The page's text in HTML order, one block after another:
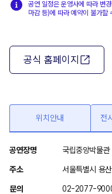
공연 일정은 운영사에 따라 변
마감 등)에 따라 예약이 불가할
공식 홈페이지
위치안내 전
위
치
안
공연장명 국립중앙박물관
주소 서울특별시 용
문의 02-2077-